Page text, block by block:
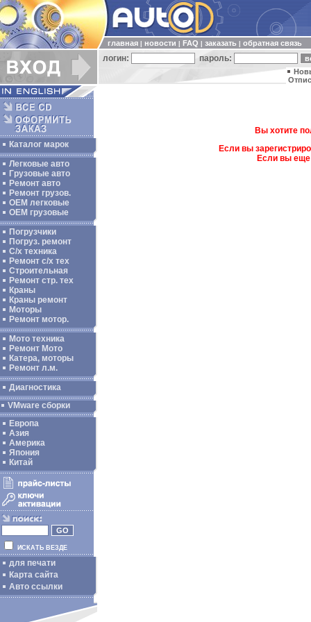
главная новости FAQ заказать обратная связь
логин: пароль:
Каталог марок
Легковые авто
Грузовые авто
Ремонт авто
Ремонт грузов.
ОЕМ легковые
OEM грузовые
Погрузчики
Погруз. ремонт
С/х техника
Ремонт с/х тех
Строительная
Ремонт стр. тех
Краны
Краны ремонт
Моторы
Ремонт мотор.
Мото техника
Ремонт Мото
Катера, моторы
Ремонт л.м.
Диагностика
VMware сборки
Европа
Азия
Америка
Япония
Китай
ИСКАТЬ ВЕЗДЕ
для печати
Карта сайта
Авто ссылки
Вы хотите
Если вы
Если вы еще